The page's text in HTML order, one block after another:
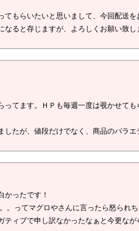
てもらいたいと思いまして、今回配送を
ると存じますが、よろしくお願い致し
ってます。ＨＰも毎週一度は覗かせて
たが、値段だけでなく、商品のバラエ
かったです！
。ってマグロやさんに言ったら怒られち
ィブで申し訳なかったなぁと今更なが